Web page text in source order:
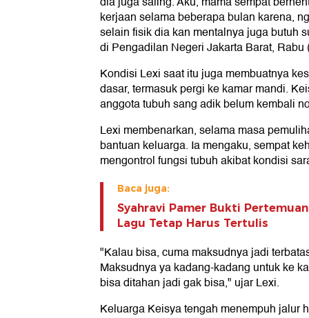
kerjaan selama beberapa bulan karena,
selain fisik dia kan mentalnya juga butuh
di Pengadilan Negeri Jakarta Barat, Rabu
Kondisi Lexi saat itu juga membuatnya
dasar, termasuk pergi ke kamar mandi.
anggota tubuh sang adik belum kembali
Lexi membenarkan, selama masa
bantuan keluarga. Ia mengaku, sempat
mengontrol fungsi tubuh akibat kondisi
Baca juga:
Syahravi Pamer Bukti
Lagu Tetap Harus Tertulis
"Kalau bisa, cuma maksudnya jadi
Maksudnya ya kadang-kadang untuk ke
bisa ditahan jadi gak bisa," ujar Lexi.
Keluarga Keisya tengah menempuh jalur